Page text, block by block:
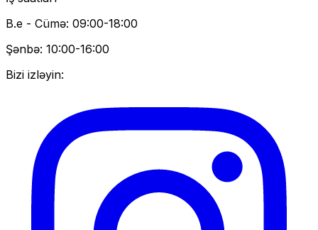
B.e - Cümə: 09:00-18:00
Şənbə: 10:00-16:00
Bizi izləyin: